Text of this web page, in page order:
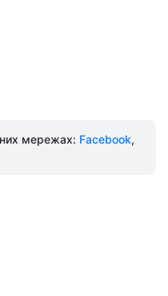
мережах: Facebook,